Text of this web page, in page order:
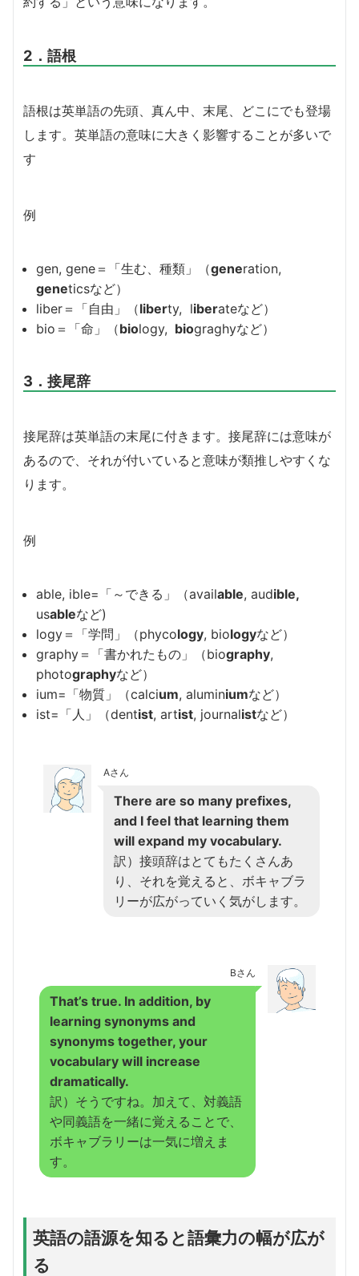
2．語根
語根は英単語の先頭、真ん中、末尾、どこにでも登場
します。英単語の意味に大きく影響することが多いで
す
例
gen, gene＝「生む、種類」（generation,
geneticsなど）
liber＝「自由」（liberty, liberateなど）
bio＝「命」（biology, biograghyなど）
3．接尾辞
接尾辞は英単語の末尾に付きます。接尾辞には意味が
あるので、それが付いていると意味が類推しやすくな
ります。
例
able, ible=「～できる」（available, audible,
usableなど)
logy＝「学問」（phycology, biologyなど）
graphy＝「書かれたもの」（biography,
photographyなど）
ium=「物質」（calcium, aluminiumなど）
ist=「人」（dentist, artist, journalistなど）
Aさん
There are so many prefixes,
and I feel that learning them
will expand my vocabulary.
訳）接頭辞はとてもたくさんあ
り、それを覚えると、ボキャブラ
リーが広がっていく気がします。
Bさん
That’s true. In addition, by
learning synonyms and
synonyms together, your
vocabulary will increase
dramatically.
訳）そうですね。加えて、対義語
や同義語を一緒に覚えることで、
ボキャブラリーは一気に増えま
す。
英語の語源を知ると語彙力の幅が広が
る